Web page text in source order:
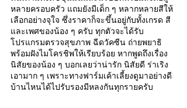
หลายครอบครัว แถมยังมีเด็ก ๆ หลากหลายสีให้
เลือกอย่างจุใจ ซึ่งราคาก็จะขึ้นอยู่กับทั้งเกรด สี
และเพศของน้อง ๆ ครับ ทุกตัวจะได้รับ
โปรแกรมตรวจสุขภาพ ฉีดวัคซีน ถ่ายพยาธิ
พร้อมฝังไมโครชิพให้เรียบร้อย หากพูดถึงเรื่อง
นิสัยของน้อง ๆ บอกเลยว่าน่ารัก นิสัยดี ร่าเริง
เอามาก ๆ เพราะทางฟาร์มเค้าเลี้ยงดูมาอย่างดี
บ้านไหนได้ไปรับรองมีหลงกันทุกรายครับ